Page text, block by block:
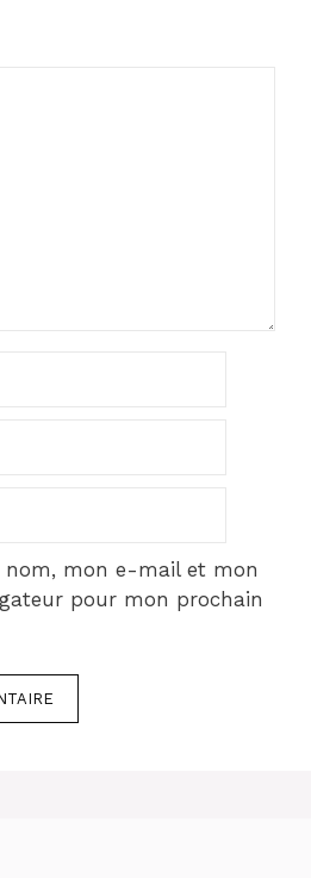
nom, mon e-mail et mon
pour mon prochain